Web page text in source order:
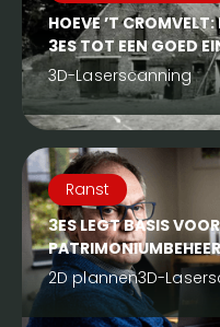
HOEVE ’T
3ES TOT EEN GOED
3D-Laserscanning
Ranst
3ES LEGT BASIS
2D plannen3D-